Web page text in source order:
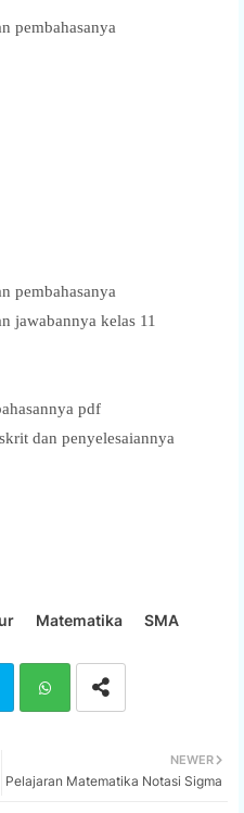
pembahasanya
pembahasanya
jawabannya kelas 11
pdf
dan penyelesaiannya
Matematika SMA
ats
NEWER
Pelajaran Matematika Notasi Sigma